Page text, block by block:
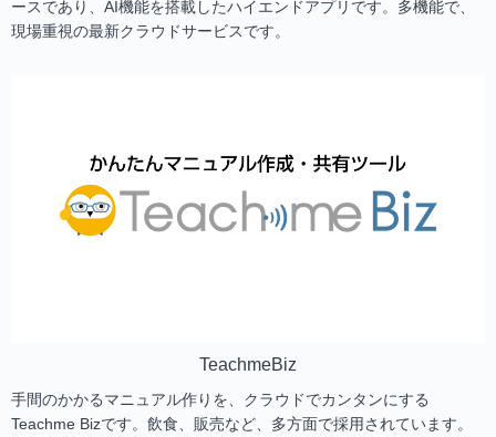
ースであり、AI機能を搭載したハイエンドアプリです。多機能で、
現場重視の最新クラウドサービスです。
TeachmeBiz
手間のかかるマニュアル作りを、クラウドでカンタンにする
Teachme Bizです。飲食、販売など、多方面で採用されています。